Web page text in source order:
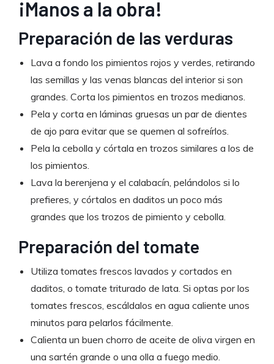
¡Manos a la obra!
Preparación de las verduras
Lava a fondo los pimientos rojos y verdes, retirando
las semillas y las venas blancas del interior si son
grandes. Corta los pimientos en trozos medianos.
Pela y corta en láminas gruesas un par de dientes
de ajo para evitar que se quemen al sofreírlos.
Pela la cebolla y córtala en trozos similares a los de
los pimientos.
Lava la berenjena y el calabacín, pelándolos si lo
prefieres, y córtalos en daditos un poco más
grandes que los trozos de pimiento y cebolla.
Preparación del tomate
Utiliza tomates frescos lavados y cortados en
daditos, o tomate triturado de lata. Si optas por los
tomates frescos, escáldalos en agua caliente unos
minutos para pelarlos fácilmente.
Calienta un buen chorro de aceite de oliva virgen en
una sartén grande o una olla a fuego medio.